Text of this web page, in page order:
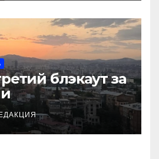
блэкаут за